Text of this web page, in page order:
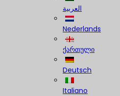
العربية
Nederlands
ქართული
Deutsch
Italiano